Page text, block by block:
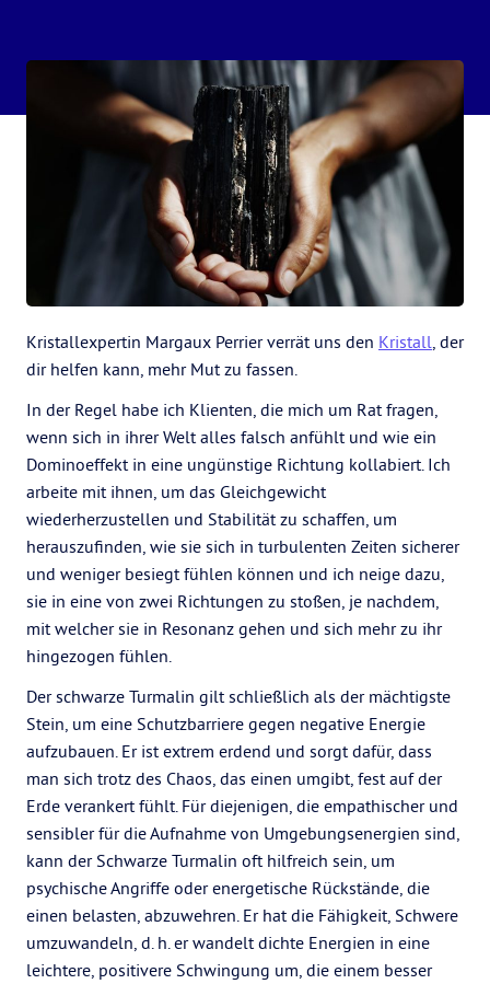
Kristallexpertin Margaux Perrier verrät uns den Kristall, der
dir helfen kann, mehr Mut zu fassen.
In der Regel habe ich Klienten, die mich um Rat fragen,
wenn sich in ihrer Welt alles falsch anfühlt und wie ein
Dominoeffekt in eine ungünstige Richtung kollabiert. Ich
arbeite mit ihnen, um das Gleichgewicht
wiederherzustellen und Stabilität zu schaffen, um
herauszufinden, wie sie sich in turbulenten Zeiten sicherer
und weniger besiegt fühlen können und ich neige dazu,
sie in eine von zwei Richtungen zu stoßen, je nachdem,
mit welcher sie in Resonanz gehen und sich mehr zu ihr
hingezogen fühlen.
Der schwarze Turmalin gilt schließlich als der mächtigste
Stein, um eine Schutzbarriere gegen negative Energie
aufzubauen. Er ist extrem erdend und sorgt dafür, dass
man sich trotz des Chaos, das einen umgibt, fest auf der
Erde verankert fühlt. Für diejenigen, die empathischer und
sensibler für die Aufnahme von Umgebungsenergien sind,
kann der Schwarze Turmalin oft hilfreich sein, um
psychische Angriffe oder energetische Rückstände, die
einen belasten, abzuwehren. Er hat die Fähigkeit, Schwere
umzuwandeln, d. h. er wandelt dichte Energien in eine
leichtere, positivere Schwingung um, die einem besser